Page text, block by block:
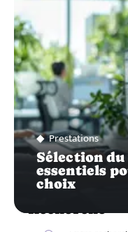
Prestations
Sélection
essentiels
choix
Recherche